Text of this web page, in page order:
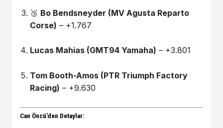
🥉 Bo Bendsneyder (MV Agusta Reparto
Corse) – +1.767
Lucas Mahias (GMT94 Yamaha) – +3.801
Tom Booth-Amos (PTR Triumph Factory
Racing) – +9.630
Can Öncü’den Detaylar: